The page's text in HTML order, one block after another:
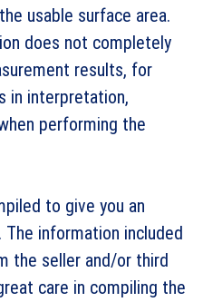
usable surface area.
does not completely
results, for
in interpretation,
performing the
to give you an
information included
the seller and/or third
care in compiling the